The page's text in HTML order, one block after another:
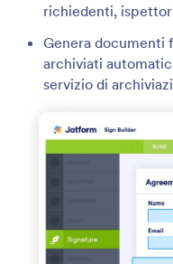
richiedenti,
Genera documenti
archiviati
servizio di